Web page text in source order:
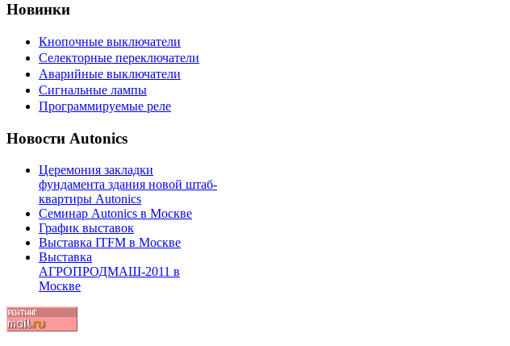
Новинки
Кнопочные выключатели
Селекторные переключатели
Аварийные выключатели
Сигнальные лампы
Программируемые реле
Новости Autonics
Церемония закладки
фундамента здания новой штаб-
квартиры Autonics
Семинар Autonics в Москве
График выставок
Выставка ITFM в Москве
Выставка
АГРОПРОДМАШ-2011 в
Москве